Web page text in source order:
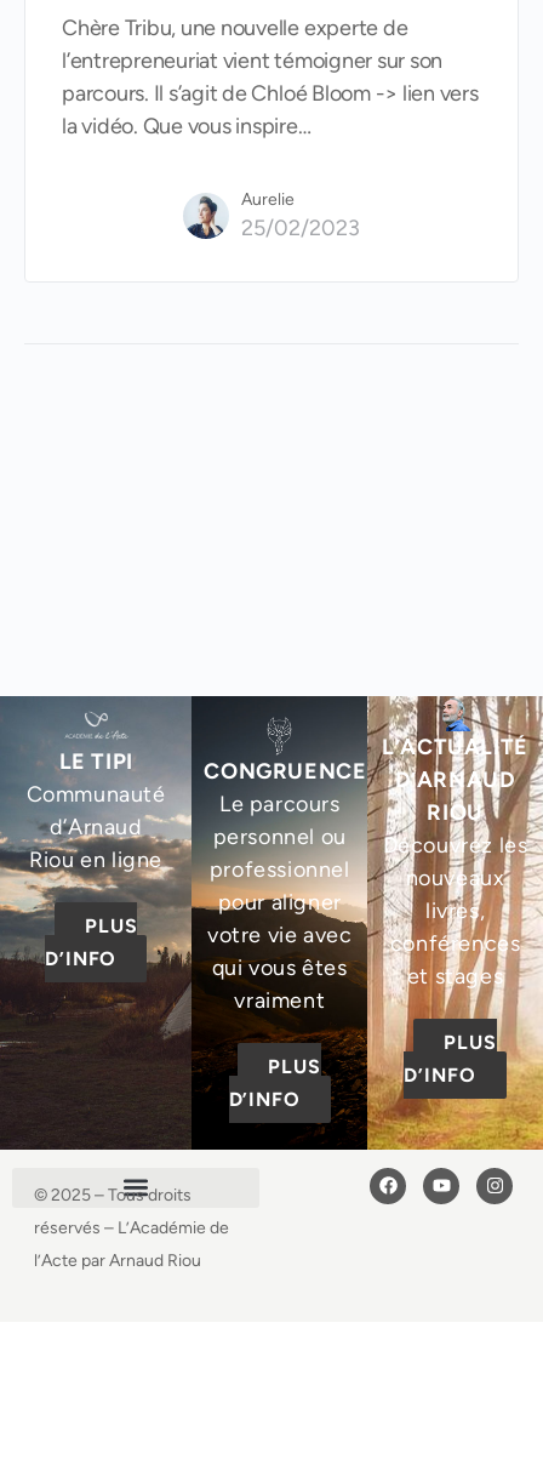
Chère Tribu, une nouvelle experte de
l’entrepreneuriat vient témoigner sur son
parcours. Il s’agit de Chloé Bloom -> lien vers
la vidéo. Que vous inspire…
Aurelie
25/02/2023
LE TIPI
Communauté
d’Arnaud
Riou en ligne
PLUS
D’INFO
CONGRUENCE
Le parcours
personnel ou
professionnel
pour aligner
votre vie avec
qui vous êtes
vraiment
PLUS
D’INFO
L’ACTUALITÉ
D’ARNAUD
RIOU
Découvrez les
nouveaux
livres,
conférences
et stages
PLUS
D’INFO
© 2025 – Tous droits
réservés – L’Académie de
l’Acte par Arnaud Riou